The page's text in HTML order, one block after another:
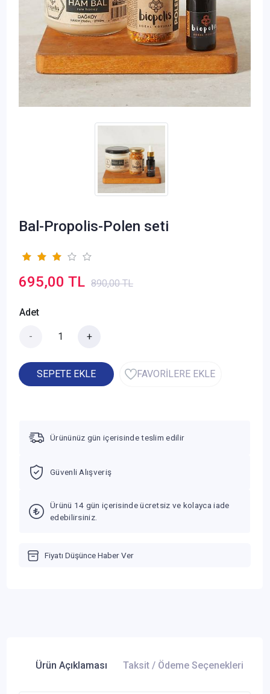
Bal-Propolis-Polen seti
695,00 TL 890,00 TL
Adet
- +
SEPETE EKLE FAVORİLERE EKLE
Ürününüz gün içerisinde teslim edilir
Güvenli Alışveriş
Ürünü 14 gün içerisinde ücretsiz ve kolayca iade
edebilirsiniz.
Fiyatı Düşünce Haber Ver
Ürün Açıklaması Taksit / Ödeme Seçenekleri